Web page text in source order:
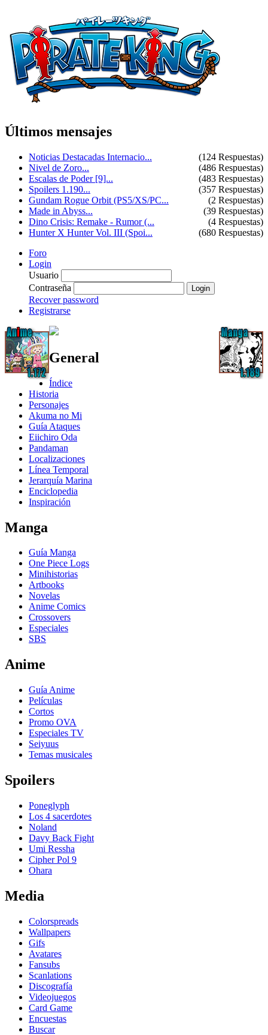
Últimos mensajes
Noticias Destacadas Internacio...
(124 Respuestas)
Nivel de Zoro...
(486 Respuestas)
Escalas de Poder [9]...
(483 Respuestas)
Spoilers 1.190...
(357 Respuestas)
Gundam Rogue Orbit (PS5/XS/PC...
(2 Respuestas)
Made in Abyss...
(39 Respuestas)
Dino Crisis: Remake - Rumor (...
(4 Respuestas)
Hunter X Hunter Vol. III (Spoi...
(680 Respuestas)
Foro
Login
Usuario
Contraseña
Login
Recover password
Registrarse
General
Índice
Historia
Personajes
Akuma no Mi
Guía Ataques
Eiichiro Oda
Pandaman
Localizaciones
Línea Temporal
Jerarquía Marina
Enciclopedia
Inspiración
Manga
Guía Manga
One Piece Logs
Minihistorias
Artbooks
Novelas
Anime Comics
Crossovers
Especiales
SBS
Anime
Guía Anime
Películas
Cortos
Promo OVA
Especiales TV
Seiyuus
Temas musicales
Spoilers
Poneglyph
Los 4 sacerdotes
Noland
Davy Back Fight
Umi Ressha
Cipher Pol 9
Ohara
Media
Colorspreads
Wallpapers
Gifs
Avatares
Fansubs
Scanlations
Discografía
Videojuegos
Card Game
Encuestas
Buscar